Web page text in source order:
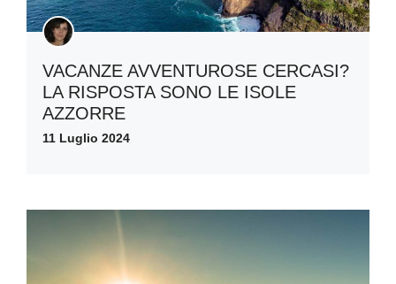
VACANZE AVVENTUROSE CERCASI?
LA RISPOSTA SONO LE ISOLE
AZZORRE
11 Luglio 2024